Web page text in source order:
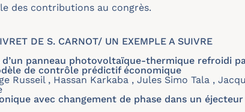
des contributions au congrès.
DE S. CARNOT/ UN EXEMPLE A SUIVRE
panneau photovoltaïque-thermique refroidi
de contrôle prédictif économique
Russeil , Hassan Karkaba , Jules Simo Tala ,
avec changement de phase dans un